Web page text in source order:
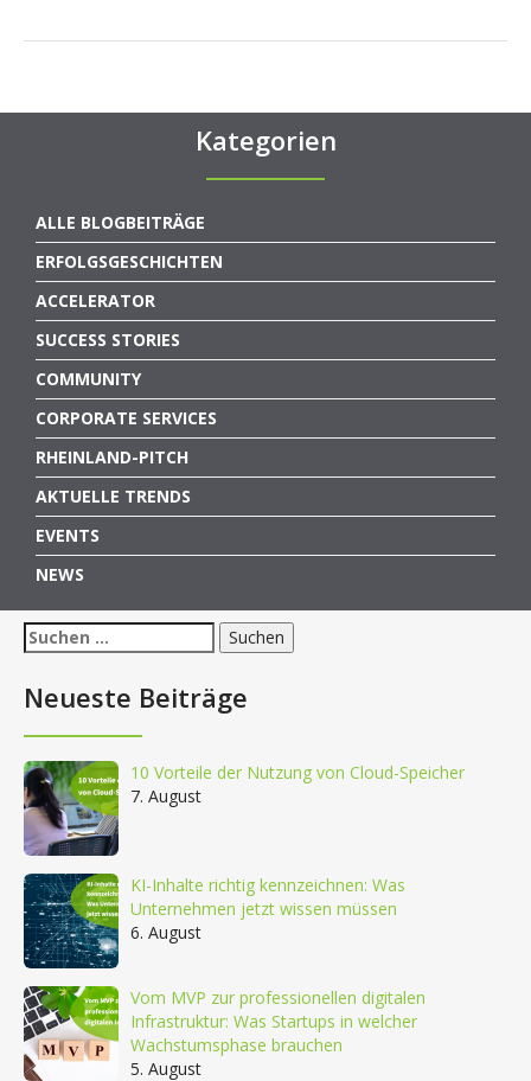
Kategorien
ALLE BLOGBEITRÄGE
ERFOLGSGESCHICHTEN
ACCELERATOR
SUCCESS STORIES
COMMUNITY
CORPORATE SERVICES
RHEINLAND-PITCH
AKTUELLE TRENDS
EVENTS
NEWS
Suchen
nach:
Neueste Beiträge
10 Vorteile der Nutzung von Cloud-Speicher
7. August
KI-Inhalte richtig kennzeichnen: Was
Unternehmen jetzt wissen müssen
6. August
Vom MVP zur professionellen digitalen
Infrastruktur: Was Startups in welcher
Wachstumsphase brauchen
5. August